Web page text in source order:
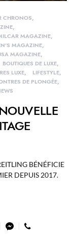
CHRONOS
MAGAZINE
MAGAZINE
MAGAZINE
BOUTIQUES DE LUXE
LUXE
LIFESTYLE
DE PLONGÉE
BÉNÉFICIE
DEPUIS 2017.